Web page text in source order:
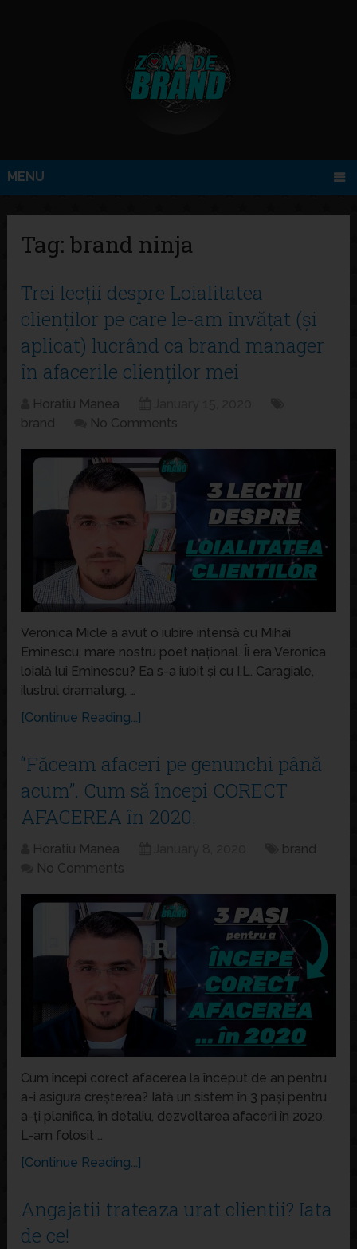
MENU
Tag:brand ninja
Trei lecții despre Loialitatea
clienților pe care le-am învățat (și
aplicat) lucrând ca brand manager
în afacerile clienților mei
Horatiu Manea
brand
No Comments
Veronica Micle a avut o iubire intensă cu Mihai
Eminescu, mare nostru poet național. Îi era Veronica
loială lui Eminescu? Ea s-a iubit și cu I.L. Caragiale,
ilustrul dramaturg, …
[Continue Reading...]
“Făceam afaceri pe genunchi până
acum”. Cum să începi CORECT
AFACEREA în 2020.
Horatiu Manea
brand
No Comments
Cum începi corect afacerea la început de an pentru
a-i asigura creșterea? Iată un sistem în 3 pași pentru
a-ți planifica, în detaliu, dezvoltarea afacerii în 2020.
L-am folosit …
[Continue Reading...]
Angajatii trateaza urat clientii? Iata
de ce!